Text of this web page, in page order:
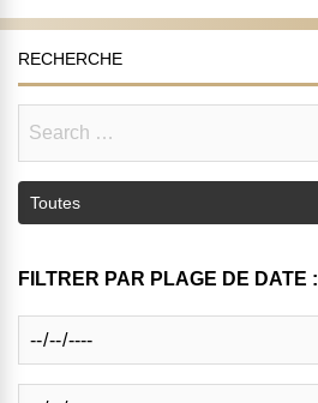
RECHERCHE
FILTRER PAR PLAGE DE DATE :